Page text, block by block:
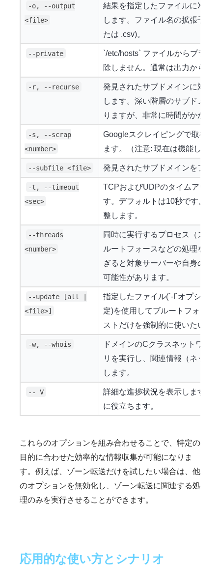
-o, --output
<file>
結果を指定したファイルにXML
します。ファイル名の拡張子で
たは .csv)。
--private
`/etc/hosts` ファイルからプライ
除しません。通常は出力から除
-r, --recurse
発見されたサブドメインに対し
します。深い階層のサブドメイ
りますが、非常に時間がかかる
-s, --scrap
<number>
Googleスクレイピングで取得す
ます。（注意: 現在は機能しな
--subfile <file> 発見されたサブドメインをファ
-t, --timeout
<sec>
TCPおよびUDPのタイムアウト
す。デフォルトは10秒です。ネ
整します。
--threads
<number>
同時に実行するプロセス（スレ
ルートフォースなどの処理を高
ぎると対象サーバーや自身のネ
可能性があります。
--update [all |
<file>]
指定したファイル(`-f`オプショ
定)を使用してブルートフォース
ストだけを強制的に使いたい場
-w, --whois
ドメインのCクラスネットワー
リを実行し、関連情報（ネット
します。
-- V
詳細な進捗状況を表示します。
に役立ちます。
これらのオプションを組み合わせることで、特定の
目的に合わせた効率的な情報収集が可能になりま
す。例えば、ゾーン転送だけを試したい場合は、他
のオプションを無効化し、ゾーン転送に関連する処
理のみを実行させることができます。
応用的な使い方とシナリオ